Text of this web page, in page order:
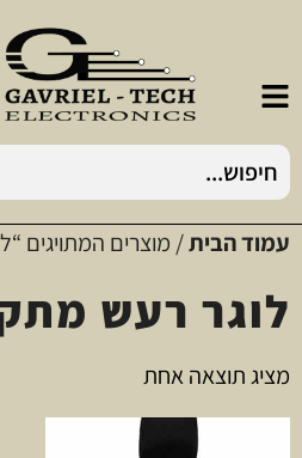
עמוד הבית/ מוצרים המתויגים
לוגר רעש
מציג תוצאה אחת